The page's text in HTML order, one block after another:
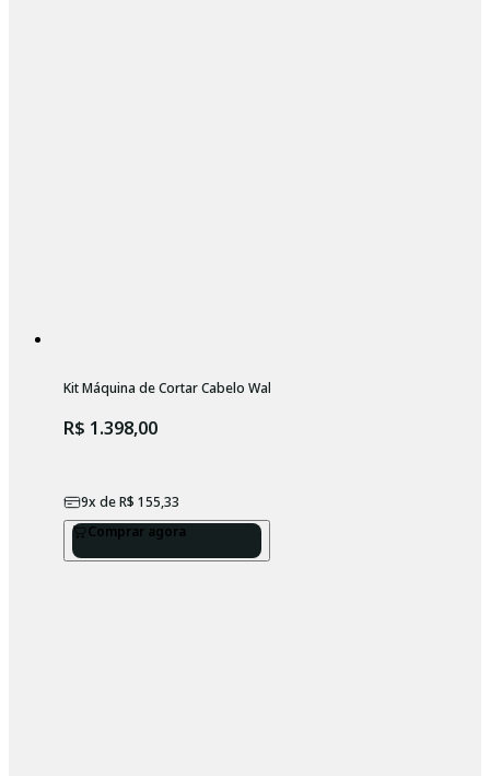
Kit Máquina de Cortar Cabelo Wahl Legend Cordless Bivolt + Base
R$ 1.398,00
9x deR$ 155,33
Comprar agora